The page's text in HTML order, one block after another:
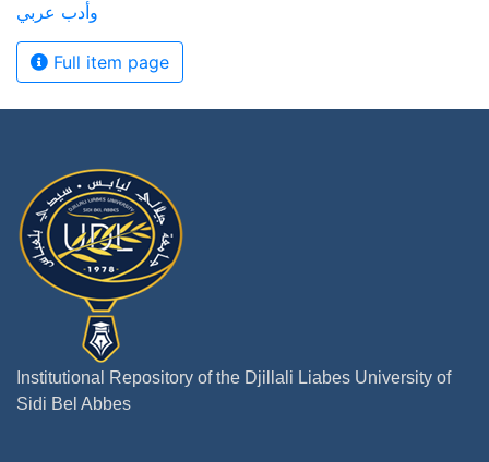
وأدب عربي
Full item page
Institutional Repository of the Djillali Liabes University of
Sidi Bel Abbes